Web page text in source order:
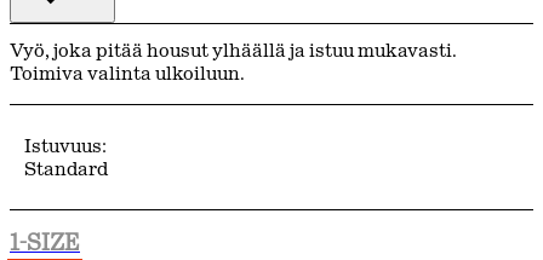
Vyö, joka pitää housut ylhäällä ja istuu mukavasti.
Toimiva valinta ulkoiluun.
Istuvuus:
Standard
1-SIZE